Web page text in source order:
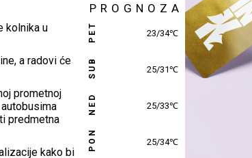
kolnika u
a radovi će
prometnoj
predmetna
kako bi
PROGNOZA
PET 27/32℃
SUB 26/33℃
NED 26/31℃
PON 26/32℃